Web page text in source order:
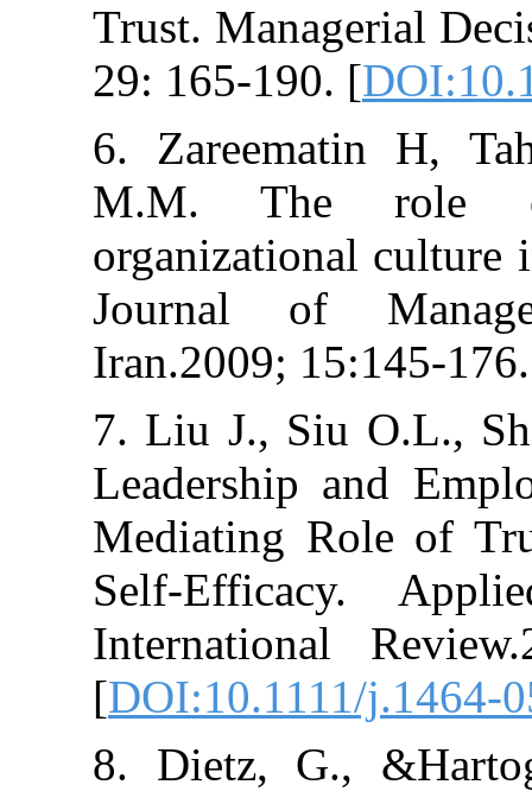
Trust.
29: 165-190. [
6. Zareematin
M.M. The
organizational
Journal of
Iran.2009;
7. Liu J., Siu
Leadership
Mediating
Self-
International
[DOI:10.1111/
8. Dietz, G.,